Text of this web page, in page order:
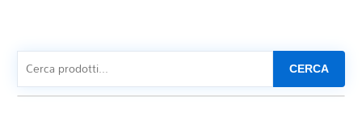
CERCA